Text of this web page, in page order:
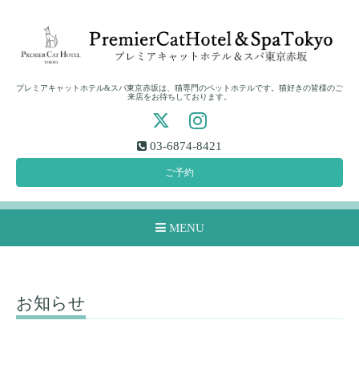
プレミアキャットホテル&スパ東京赤坂は、猫専門のペットホテルです。猫好きの皆様のご
来店をお待ちしております。
03-6874-8421
ご予約
MENU
お知らせ